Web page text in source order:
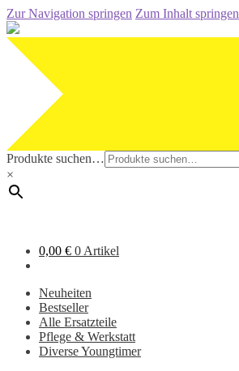
Zur Navigation springen Zum Inhalt springen
Produkte suchen…
×
0,00 € 0 Artikel
Neuheiten
Bestseller
Alle Ersatzteile
Pflege & Werkstatt
Diverse Youngtimer